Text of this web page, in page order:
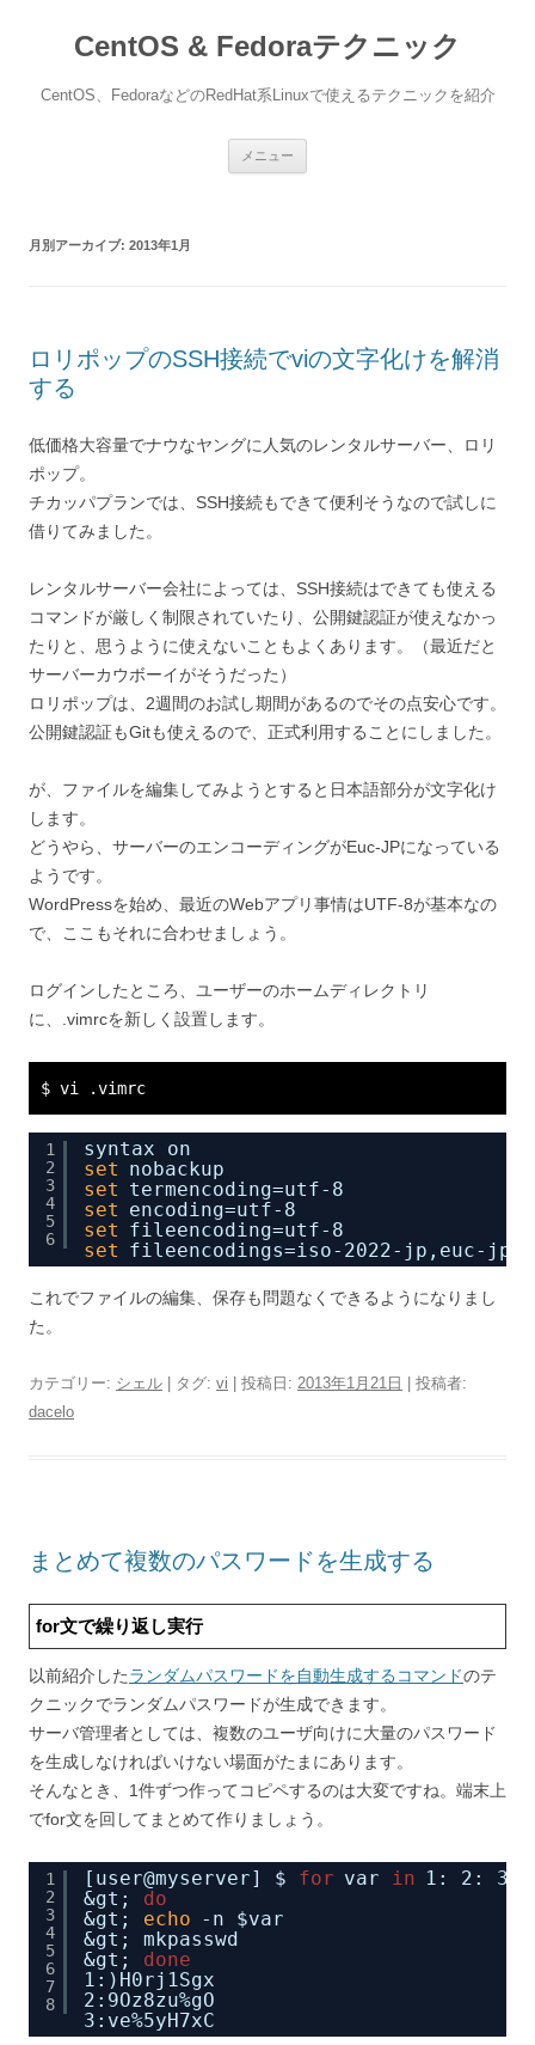
CentOS & Fedoraテクニック
CentOS、FedoraなどのRedHat系Linuxで使えるテクニックを紹介
メニュー
月別アーカイブ: 2013年1月
ロリポップのSSH接続でviの文字化けを解消
する
低価格大容量でナウなヤングに人気のレンタルサーバー、ロリ
ポップ。
チカッパプランでは、SSH接続もできて便利そうなので試しに
借りてみました。
レンタルサーバー会社によっては、SSH接続はできても使える
コマンドが厳しく制限されていたり、公開鍵認証が使えなかっ
たりと、思うように使えないこともよくあります。（最近だと
サーバーカウボーイがそうだった）
ロリポップは、2週間のお試し期間があるのでその点安心です。
公開鍵認証もGitも使えるので、正式利用することにしました。
が、ファイルを編集してみようとすると日本語部分が文字化け
します。
どうやら、サーバーのエンコーディングがEuc-JPになっている
ようです。
WordPressを始め、最近のWebアプリ事情はUTF-8が基本なの
で、ここもそれに合わせましょう。
ログインしたところ、ユーザーのホームディレクトリ
に、.vimrcを新しく設置します。
$ vi .vimrc
1
2
3
4
5
6
syntax on
set nobackup
set termencoding=utf-8
set encoding=utf-8
set fileencoding=utf-8
set fileencodings=iso-2022-jp,euc-
これでファイルの編集、保存も問題なくできるようになりまし
た。
カテゴリー: シェル | タグ: vi | 投稿日: 2013年1月21日
投稿者:
dacelo
まとめて複数のパスワードを生成する
for文で繰り返し実行
以前紹介したランダムパスワードを自動生成するコマンドのテ
クニックでランダムパスワードが生成できます。
サーバ管理者としては、複数のユーザ向けに大量のパスワード
を生成しなければいけない場面がたまにあります。
そんなとき、1件ずつ作ってコピペするのは大変ですね。端末上
でfor文を回してまとめて作りましょう。
1
2
3
4
5
6
7
8
[user@myserver] $ for var in 1: 2: 3:
&gt; do
&gt; echo -n $var
&gt; mkpasswd
&gt; done
1:)H0rj1Sgx
2:9Oz8zu%gO
3:ve%5yH7xC